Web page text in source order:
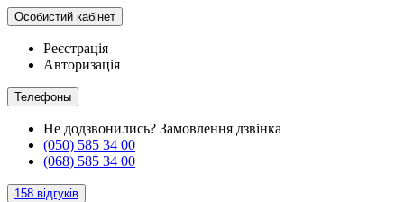
Особистий кабінет
Реєстрація
Авторизація
Телефоны
Не додзвонились? Замовлення дзвінка
(050) 585 34 00
(068) 585 34 00
158 відгуків